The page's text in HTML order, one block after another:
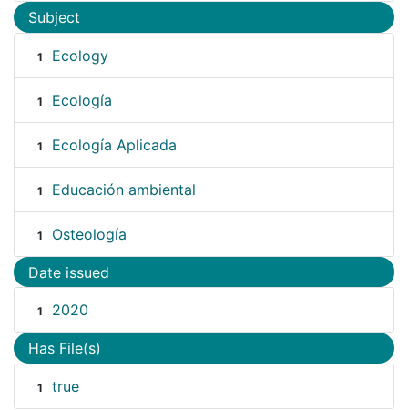
Subject
1 Ecology
1 Ecología
1 Ecología Aplicada
1 Educación ambiental
1 Osteología
Date issued
1 2020
Has File(s)
1 true